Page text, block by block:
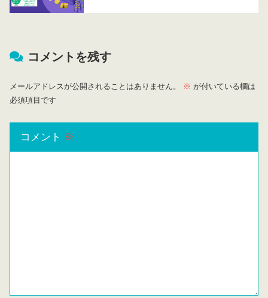
コメントを残す
メールアドレスが公開されることはありません。 ※ が付いている欄は
必須項目です
コメント ※